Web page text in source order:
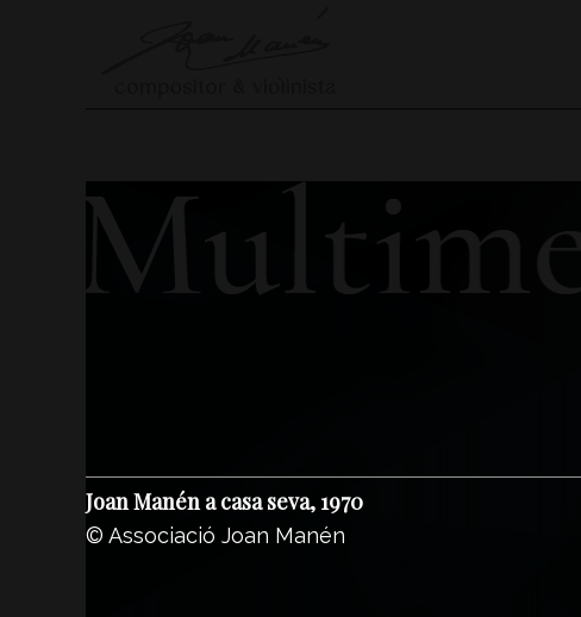
Joan Manén a casa seva, 1970
© Associació Joan Manén